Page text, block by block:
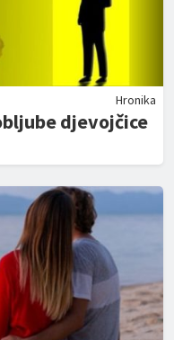
Hronika
djevojčice